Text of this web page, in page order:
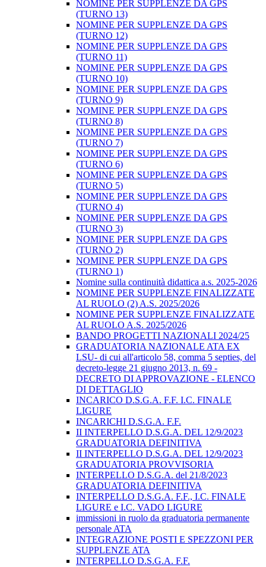
NOMINE PER SUPPLENZE DA GPS
(TURNO 13)
NOMINE PER SUPPLENZE DA GPS
(TURNO 12)
NOMINE PER SUPPLENZE DA GPS
(TURNO 11)
NOMINE PER SUPPLENZE DA GPS
(TURNO 10)
NOMINE PER SUPPLENZE DA GPS
(TURNO 9)
NOMINE PER SUPPLENZE DA GPS
(TURNO 8)
NOMINE PER SUPPLENZE DA GPS
(TURNO 7)
NOMINE PER SUPPLENZE DA GPS
(TURNO 6)
NOMINE PER SUPPLENZE DA GPS
(TURNO 5)
NOMINE PER SUPPLENZE DA GPS
(TURNO 4)
NOMINE PER SUPPLENZE DA GPS
(TURNO 3)
NOMINE PER SUPPLENZE DA GPS
(TURNO 2)
NOMINE PER SUPPLENZE DA GPS
(TURNO 1)
Nomine sulla continuità didattica a.s. 2025-2026
NOMINE PER SUPPLENZE FINALIZZATE
AL RUOLO (2) A.S. 2025/2026
NOMINE PER SUPPLENZE FINALIZZATE
AL RUOLO A.S. 2025/2026
BANDO PROGETTI NAZIONALI 2024/25
GRADUATORIA NAZIONALE ATA EX
LSU- di cui all'articolo 58, comma 5 septies, del
decreto-legge 21 giugno 2013, n. 69 -
DECRETO DI APPROVAZIONE - ELENCO
DI DETTAGLIO
INCARICO D.S.G.A. F.F. I.C. FINALE
LIGURE
INCARICHI D.S.G.A. F.F.
II INTERPELLO D.S.G.A. DEL 12/9/2023
GRADUATORIA DEFINITIVA
II INTERPELLO D.S.G.A. DEL 12/9/2023
GRADUATORIA PROVVISORIA
INTERPELLO D.S.G.A. del 21/8/2023
GRADUATORIA DEFINITIVA
INTERPELLO D.S.G.A. F.F., I.C. FINALE
LIGURE e I.C. VADO LIGURE
immissioni in ruolo da graduatoria permanente
personale ATA
INTEGRAZIONE POSTI E SPEZZONI PER
SUPPLENZE ATA
INTERPELLO D.S.G.A. F.F.